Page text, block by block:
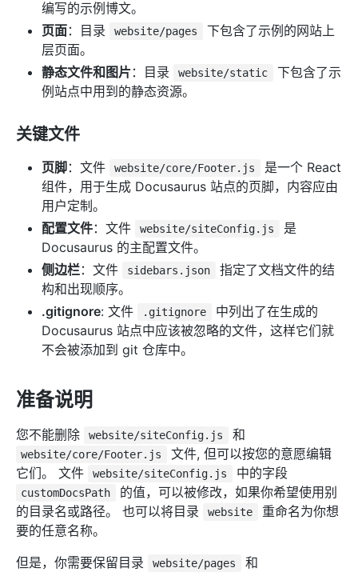
编写的示例博文。
页面：目录 website/pages
下包含了示例的网站上
层页面。
静态文件和图片：目录 website/static
下包含了示
例站点中用到的静态资源。
关键文件
页脚：文件 website/core/Footer.js
是一个 React
组件，用于生成 Docusaurus 站点的页脚，内容应由
用户定制。
配置文件：文件 website/siteConfig.js
是
Docusaurus 的主配置文件。
侧边栏：文件 sidebars.json
指定了文档文件的结
构和出现顺序。
.gitignore: 文件 .gitignore
中列出了在生成的
Docusaurus 站点中应该被忽略的文件，这样它们就
不会被添加到 git 仓库中。
准备说明
您不能删除 website/siteConfig.js 和
website/core/Footer.js
文件, 但可以按您的意愿编辑
它们。 文件
website/siteConfig.js 中的字段
customDocsPath
的值，可以被修改，如果你希望使用别
的目录名或路径。 也可以将目录
website
重命名为你想
要的任意名称。
但是，你需要保留目录
website/pages 和